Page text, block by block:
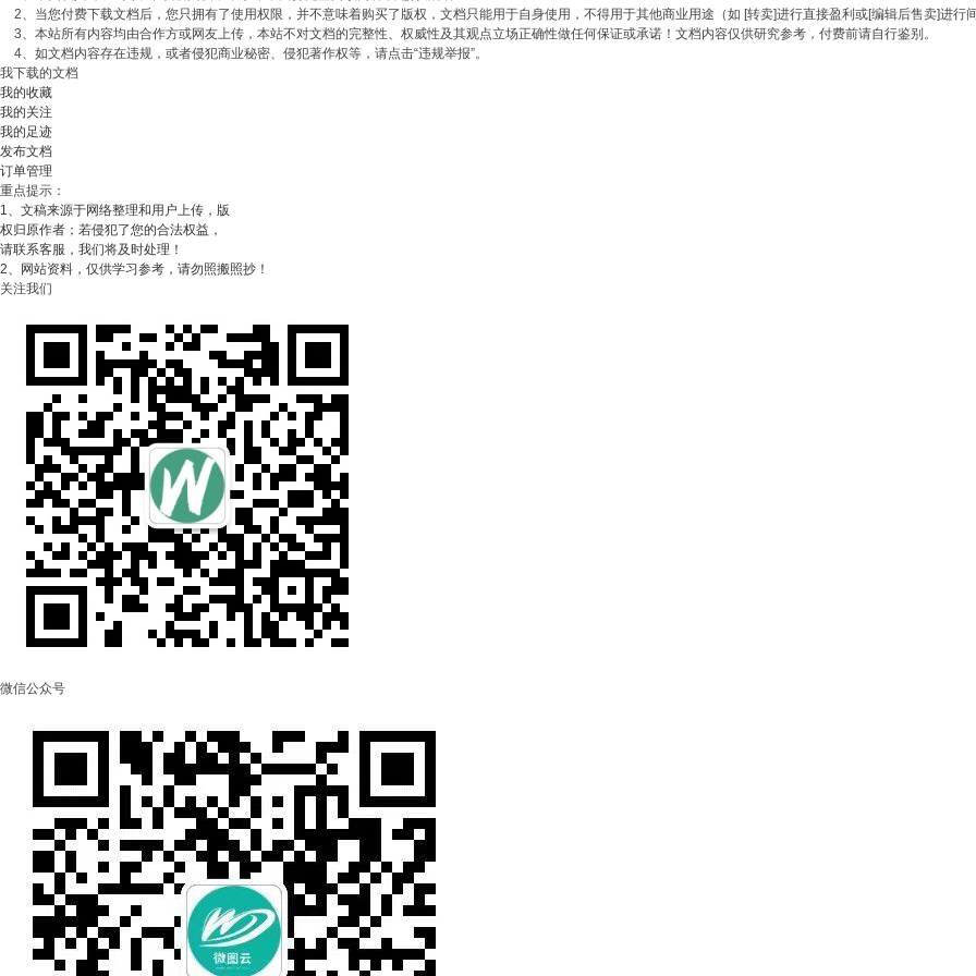
2、当您付费下载文档后，您只拥有了使用权限，并不意味着购买了版权，文档只能用于自身使用，不得用于其他商业用途（如 [转卖]进行直接盈利或[编辑后售卖]进行
3、本站所有内容均由合作方或网友上传，本站不对文档的完整性、权威性及其观点立场正确性做任何保证或承诺！文档内容仅供研究参考，付费前请自行鉴别。
4、如文档内容存在违规，或者侵犯商业秘密、侵犯著作权等，请点击“违规举报”。
我下载的文档
我的收藏
我的关注
我的足迹
发布文档
订单管理
重点提示：
1、文稿来源于网络整理和用户上传，版
权归原作者；若侵犯了您的合法权益，
请联系客服，我们将及时处理！
2、网站资料，仅供学习参考，请勿照搬照抄！
关注我们
微信公众号